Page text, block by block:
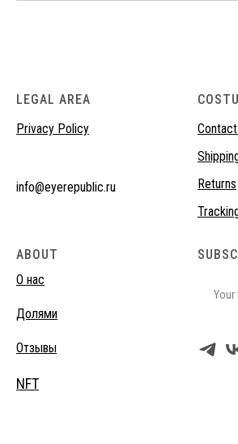
LEGAL AREA
Privacy Policy
info@eyerepublic.ru
Returns
ABOUT
О нас
Долями
Отзывы
NFT